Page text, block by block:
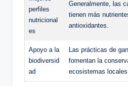
perfiles
nutricional
es
Generalmente, las
tienen más
antioxidantes.
Apoyo a la
biodiversid
ad
Las prácticas de
fomentan la
ecosistemas locales.